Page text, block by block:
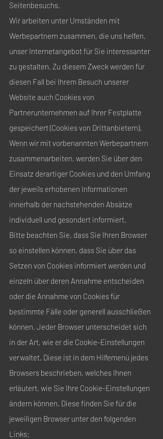
Seitenbesuchs.
Wir arbeiten unter Umständen mit
Werbepartnern zusammen, die uns helfen,
unser Internetangebot für Sie interessanter
zu gestalten. Zu diesem Zweck werden für
diesen Fall bei Ihrem Besuch unserer
Website auch Cookies von
Partnerunternehmen auf Ihrer Festplatte
gespeichert (Cookies von Drittanbietern).
Wenn wir mit vorbenannten Werbepartnern
zusammenarbeiten, werden Sie über den
Einsatz derartiger Cookies und den Umfang
der jeweils erhobenen Informationen
innerhalb der nachstehenden Absätze
individuell und gesondert informiert.
Bitte beachten Sie, dass Sie Ihren Browser
so einstellen können, dass Sie über das
Setzen von Cookies informiert werden und
einzeln über deren Annahme entscheiden
oder die Annahme von Cookies für
bestimmte Fälle oder generell ausschließen
können. Jeder Browser unterscheidet sich
in der Art, wie er die Cookie-Einstellungen
verwaltet. Diese ist in dem Hilfemenü jedes
Browsers beschrieben, welches Ihnen
erläutert, wie Sie Ihre Cookie-Einstellungen
ändern können. Diese finden Sie für die
jeweiligen Browser unter den folgenden
Links: